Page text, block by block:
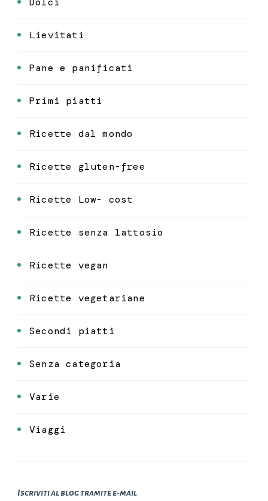
Lievitati
Pane e panificati
Primi piatti
Ricette dal mondo
Ricette gluten-free
Ricette Low- cost
Ricette senza lattosio
Ricette vegan
Ricette vegetariane
Secondi piatti
Senza categoria
Varie
Viaggi
Iscriviti al blog tramite e-mail